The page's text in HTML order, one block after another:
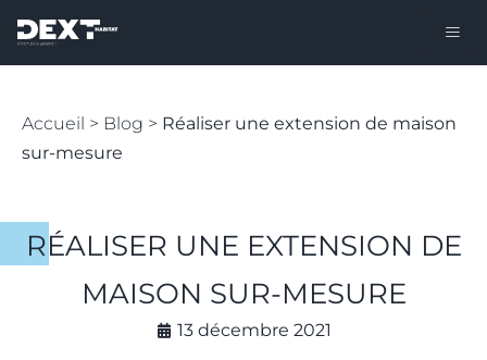
Accueil > Blog > Réaliser une extension de maison
sur-mesure
RÉALISER UNE EXTENSION DE
MAISON SUR-MESURE
13 décembre 2021